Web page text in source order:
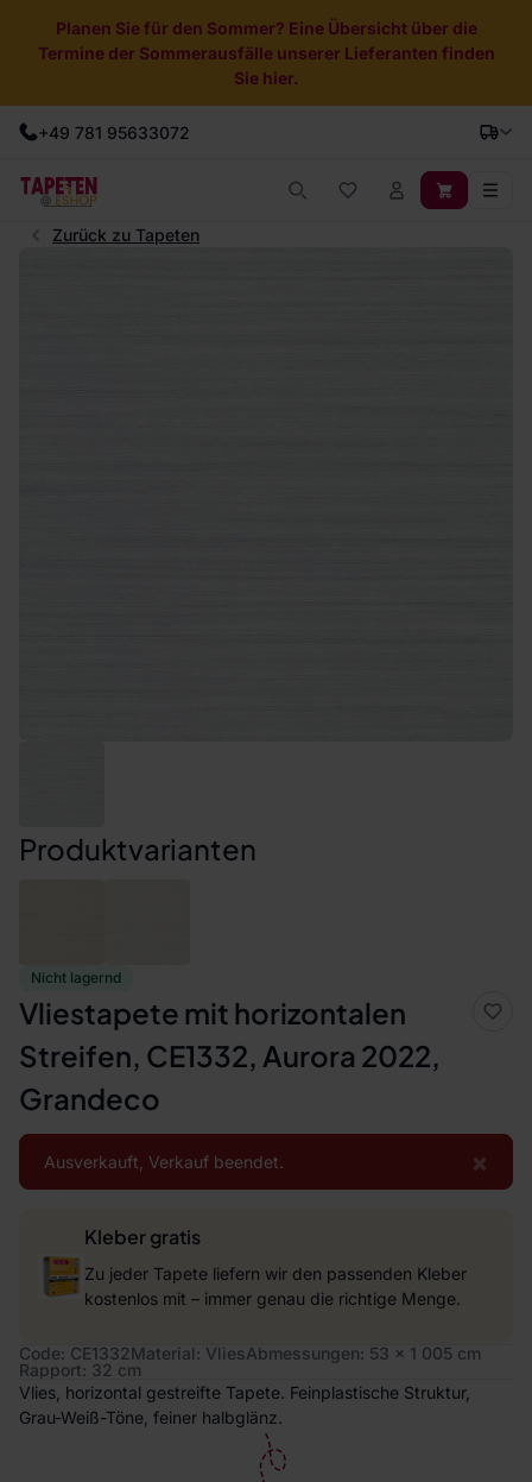
Planen Sie für den Sommer? Eine Übersicht über die
Termine der Sommerausfälle unserer Lieferanten finden
Sie hier.
+49 781 95633072
Zurück zu Tapeten
Nicht lagernd
Vliestapete mit horizontalen
Streifen, CE1332, Aurora 2022,
Grandeco
×
Ausverkauft, Verkauf beendet.
Kleber gratis
Zu jeder Tapete liefern wir den passenden Kleber
kostenlos mit – immer genau die richtige Menge.
Code: CE1332Material: VliesAbmessungen: 53 x 1 005 cm
Rapport: 32 cm
Vlies, horizontal gestreifte Tapete. Feinplastische Struktur,
Grau-Weiß-Töne, feiner halbglänz.
Produktvarianten